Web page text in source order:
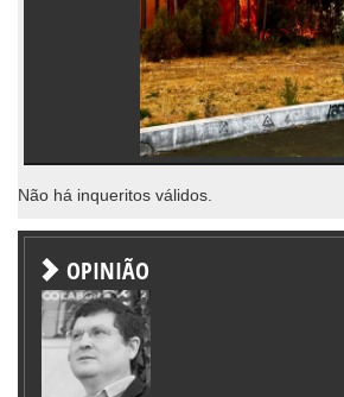
Não há inqueritos válidos.
OPINIÃO